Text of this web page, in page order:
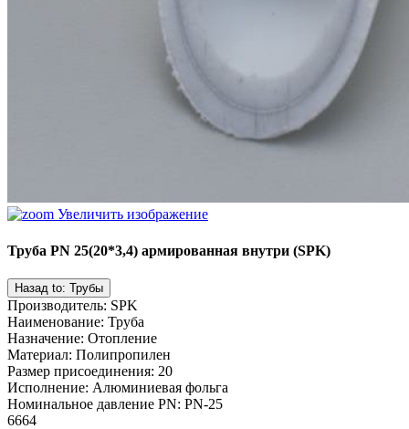
Увеличить изображение
Труба PN 25(20*3,4) армированная внутри (SPK)
Производитель: SPK
Наименование: Труба
Назначение: Отопление
Материал: Полипропилен
Размер присоединения: 20
Исполнение: Алюминиевая фольга
Номинальное давление PN: PN-25
6664